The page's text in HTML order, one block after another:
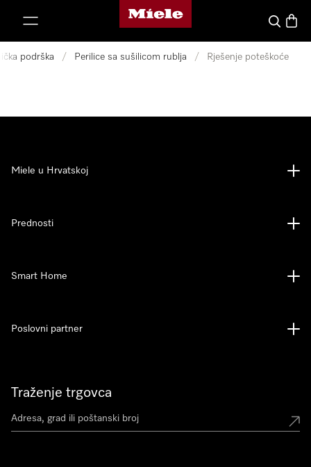
Miele početna stranica
Pretraga
podrška / Perilice sa sušilicom rublja / Rješenje poteškoće
Traženje trgovca
Miele u Hrvatskoj
Prednosti
Smart Home
Poslovni partner